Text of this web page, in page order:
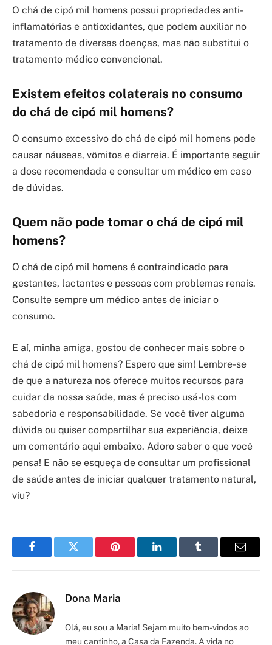
O chá de cipó mil homens possui propriedades anti-
inflamatórias e antioxidantes, que podem auxiliar no
tratamento de diversas doenças, mas não substitui o
tratamento médico convencional.
Existem efeitos colaterais no consumo
do chá de cipó mil homens?
O consumo excessivo do chá de cipó mil homens pode
causar náuseas, vômitos e diarreia. É importante seguir
a dose recomendada e consultar um médico em caso
de dúvidas.
Quem não pode tomar o chá de cipó mil
homens?
O chá de cipó mil homens é contraindicado para
gestantes, lactantes e pessoas com problemas renais.
Consulte sempre um médico antes de iniciar o
consumo.
E aí, minha amiga, gostou de conhecer mais sobre o
chá de cipó mil homens? Espero que sim! Lembre-se
de que a natureza nos oferece muitos recursos para
cuidar da nossa saúde, mas é preciso usá-los com
sabedoria e responsabilidade. Se você tiver alguma
dúvida ou quiser compartilhar sua experiência, deixe
um comentário aqui embaixo. Adoro saber o que você
pensa! E não se esqueça de consultar um profissional
de saúde antes de iniciar qualquer tratamento natural,
viu?
FacebookTwitter Pinterest LinkedInTumblr Email
Dona Maria
Olá, eu sou a Maria! Sejam muito bem-vindos ao
meu cantinho, a Casa da Fazenda. A vida no